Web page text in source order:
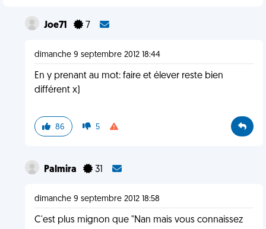
Joe71 7
dimanche 9 septembre 2012 18:44
En y prenant au mot: faire et élever reste bien
différent x)
86 5
Palmira 31
dimanche 9 septembre 2012 18:58
C'est plus mignon que "Nan mais vous connaissez